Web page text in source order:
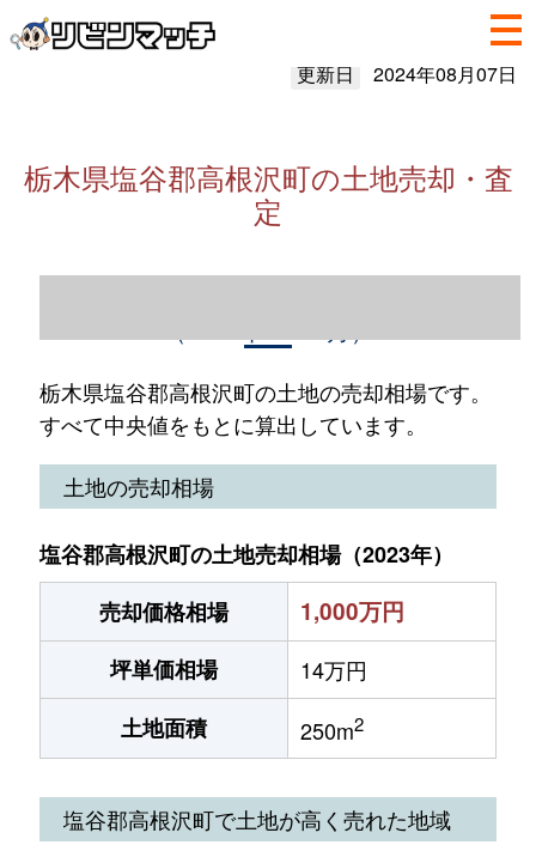
更新日 2024年08月07日
栃木県塩谷郡高根沢町の土地売却・査
定
栃木県塩谷郡高根沢町の土地の売却相場です。
すべて中央値をもとに算出しています。
土地の売却相場
塩谷郡高根沢町の土地売却相場（2023年）
売却価格相場
1,000万円
坪単価相場
14万円
土地面積
250m2
塩谷郡高根沢町で土地が高く売れた地域